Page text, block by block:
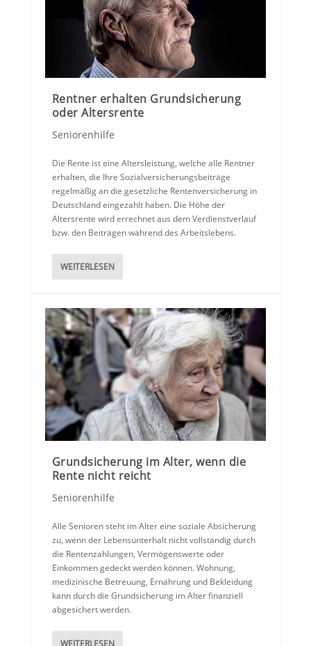
Rentner erhalten Grundsicherung
oder Altersrente
Seniorenhilfe
Die Rente ist eine Altersleistung, welche alle Rentner
erhalten, die Ihre Sozialversicherungsbeiträge
regelmäßig an die gesetzliche Rentenversicherung in
Deutschland eingezahlt haben. Die Höhe der
Altersrente wird errechnet aus dem Verdienstverlauf
bzw. den Beiträgen während des Arbeitslebens.
WEITERLESEN
Grundsicherung im Alter, wenn die
Rente nicht reicht
Seniorenhilfe
Alle Senioren steht im Alter eine soziale Absicherung
zu, wenn der Lebensunterhalt nicht vollständig durch
die Rentenzahlungen, Vermögenswerte oder
Einkommen gedeckt werden können. Wohnung,
medizinische Betreuung, Ernährung und Bekleidung
kann durch die Grundsicherung im Alter finanziell
abgesichert werden.
WEITERLESEN